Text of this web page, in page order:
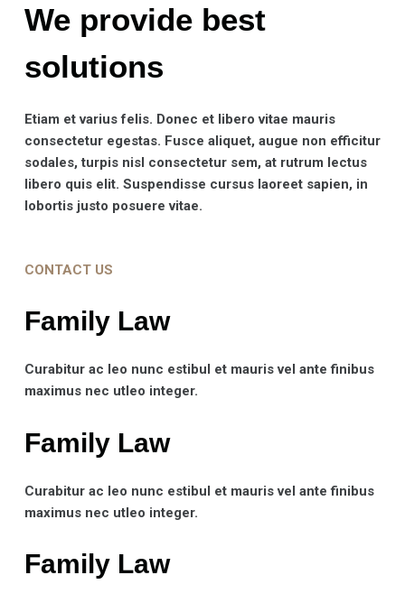
We provide best
solutions
Etiam et varius felis. Donec et libero vitae mauris
consectetur egestas. Fusce aliquet, augue non efficitur
sodales, turpis nisl consectetur sem, at rutrum lectus
libero quis elit. Suspendisse cursus laoreet sapien, in
lobortis justo posuere vitae.
CONTACT US
Family Law​
Curabitur ac leo nunc estibul et mauris vel ante finibus
maximus nec utleo integer.
Family Law​
Curabitur ac leo nunc estibul et mauris vel ante finibus
maximus nec utleo integer.
Family Law​